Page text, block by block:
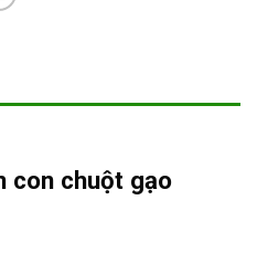
con chuột gạo